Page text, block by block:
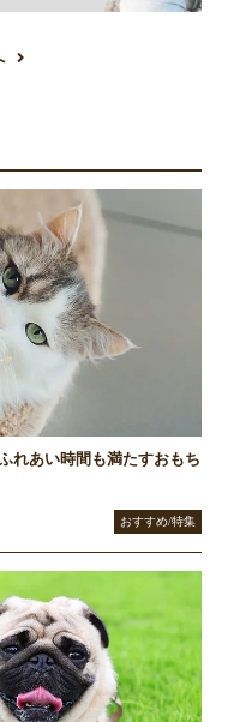
れあい時間も満たすおもち
おすすめ/特集